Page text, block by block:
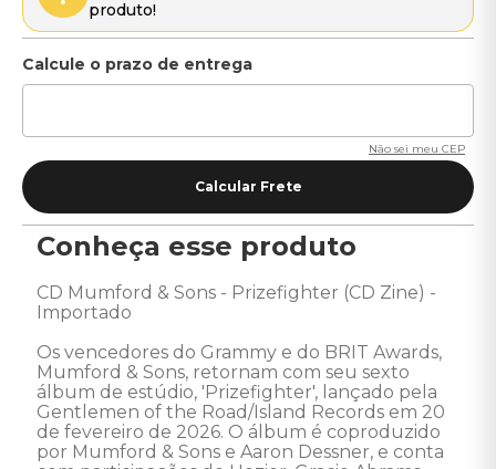
produto!
Não sei meu CEP
Conheça esse produto
CD Mumford & Sons - Prizefighter (CD Zine) -
Importado
Os vencedores do Grammy e do BRIT Awards,
Mumford & Sons, retornam com seu sexto
álbum de estúdio, 'Prizefighter', lançado pela
Gentlemen of the Road/Island Records em 20
de fevereiro de 2026. O álbum é coproduzido
por Mumford & Sons e Aaron Dessner, e conta